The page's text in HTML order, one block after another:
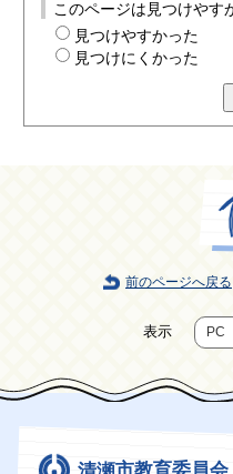
このページは見つけやす
見つけやすかった
見つけにくかった
前のページへ戻る
表示 PC